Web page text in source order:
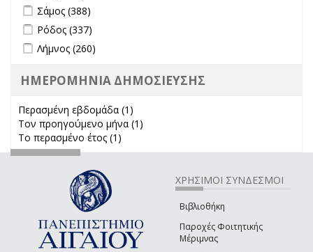
Apply Σάμος filter
Σάμος (388)
Apply Ρόδος filter
Ρόδος (337)
Apply Λήμνος filter
Λήμνος (260)
ΗΜΕΡΟΜΗΝΙΑ ΔΗΜΟΣΙΕΥΣΗΣ
Περασμένη εβδομάδα (1)
Τον προηγούμενο μήνα (1)
Το περασμένο έτος (1)
ΧΡΗΣΙΜΟΙ ΣΥΝΔΕΣΜΟΙ
Βιβλιοθήκη
Παροχές Φοιτητικής
Μέριμνας